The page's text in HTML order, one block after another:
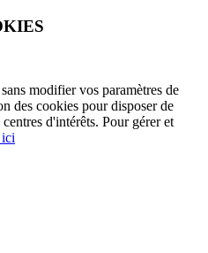
modifier vos paramètres de
des cookies pour disposer de
d'intérêts. Pour gérer et
ici